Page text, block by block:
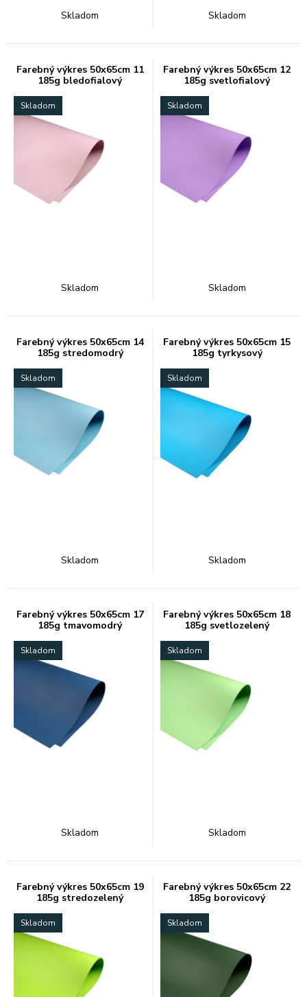
Skladom Skladom
Farebný výkres 50x65cm 11
185g bledofialový
Skladom
Skladom
Farebný výkres 50x65cm 12
185g svetlofialový
Skladom
Skladom
Farebný výkres 50x65cm 14
185g stredomodrý
Skladom
Skladom
Farebný výkres 50x65cm 15
185g tyrkysový
Skladom
Skladom
Farebný výkres 50x65cm 17
185g tmavomodrý
Skladom
Skladom
Farebný výkres 50x65cm 18
185g svetlozelený
Skladom
Skladom
Farebný výkres 50x65cm 19
185g stredozelený
Skladom
Farebný výkres 50x65cm 22
185g borovicový
Skladom